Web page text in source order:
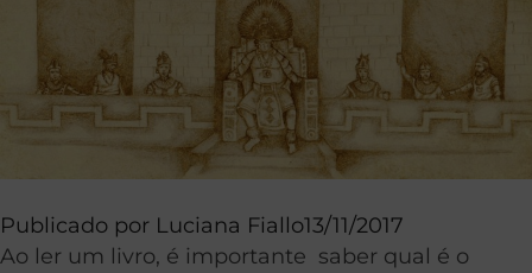
Publicado por Luciana Fiallo13/11/2017
Ao ler um livro, é importante saber qual é o